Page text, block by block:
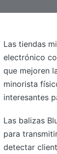
Las tiendas
electrónico
que mejoren
minorista
interesantes
Las balizas
para
detectar